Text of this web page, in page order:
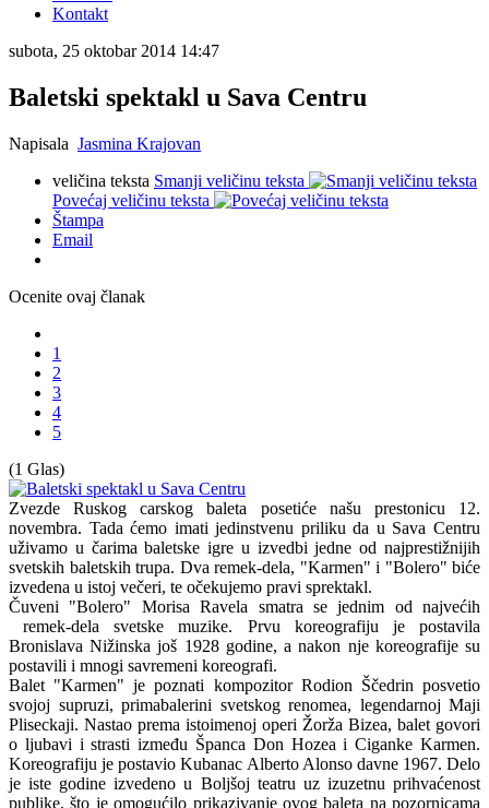
Kontakt
subota, 25 oktobar 2014 14:47
Baletski spektakl u Sava Centru
Napisala Jasmina Krajovan
veličina teksta Smanji veličinu teksta
Povećaj veličinu teksta
Štampa
Email
Ocenite ovaj članak
1
2
3
4
5
(1 Glas)
Zvezde Ruskog carskog baleta posetiće našu prestonicu 12.
novembra. Tada ćemo imati jedinstvenu priliku da u Sava Centru
uživamo u čarima baletske igre u izvedbi jedne od najprestižnijih
svetskih baletskih trupa. Dva remek-dela, "Karmen" i "Bolero" biće
izvedena u istoj večeri, te očekujemo pravi sprektakl.
Čuveni "Bolero" Morisa Ravela smatra se jednim od najvećih
remek-dela svetske muzike. Prvu koreografiju je postavila
Bronislava Nižinska još 1928 godine, a nakon nje koreografije su
postavili i mnogi savremeni koreografi.
Balet "Karmen" je poznati kompozitor Rodion Ščedrin posvetio
svojoj supruzi, primabalerini svetskog renomea, legendarnoj Maji
Pliseckaji. Nastao prema istoimenoj operi Žorža Bizea, balet govori
o ljubavi i strasti između Španca Don Hozea i Ciganke Karmen.
Koreografiju je postavio Kubanac Alberto Alonso davne 1967. Delo
je iste godine izvedeno u Boljšoj teatru uz izuzetnu prihvaćenost
publike, što je omogućilo prikazivanje ovog baleta na pozornicama